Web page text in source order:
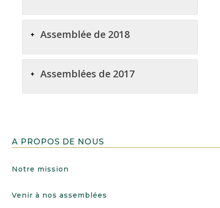
Assemblée de 2018
Assemblées de 2017
A PROPOS DE NOUS
Notre mission
Venir à nos assemblées